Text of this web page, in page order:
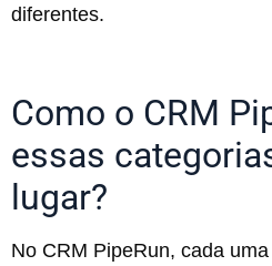
diferentes.
Como o CRM
essas
lugar?
No CRM PipeRun, cada